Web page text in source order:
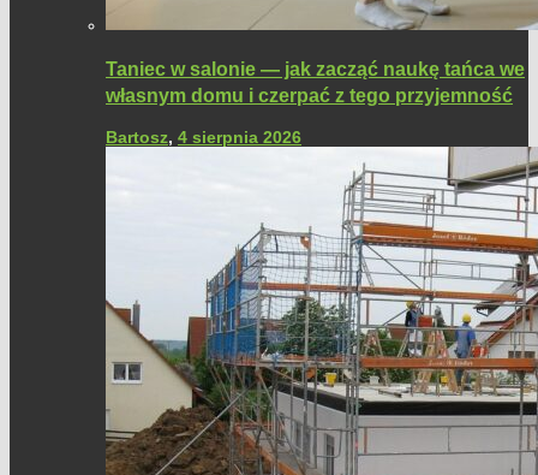
Taniec w salonie — jak zacząć naukę tańca we
własnym domu i czerpać z tego przyjemność
Bartosz, 4 sierpnia 2026